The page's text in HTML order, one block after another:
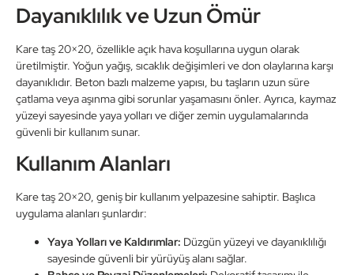
Dayanıklılık ve Uzun Ömür
Kare taş 20×20, özellikle açık hava koşullarına uygun olarak
üretilmiştir. Yoğun yağış, sıcaklık değişimleri ve don olaylarına karşı
dayanıklıdır. Beton bazlı malzeme yapısı, bu taşların uzun süre
çatlama veya aşınma gibi sorunlar yaşamasını önler. Ayrıca, kaymaz
yüzeyi sayesinde yaya yolları ve diğer zemin uygulamalarında
güvenli bir kullanım sunar.
Kullanım Alanları
Kare taş 20×20, geniş bir kullanım yelpazesine sahiptir. Başlıca
uygulama alanları şunlardır:
Yaya Yolları ve Kaldırımlar: Düzgün yüzeyi ve dayanıklılığı
sayesinde güvenli bir yürüyüş alanı sağlar.